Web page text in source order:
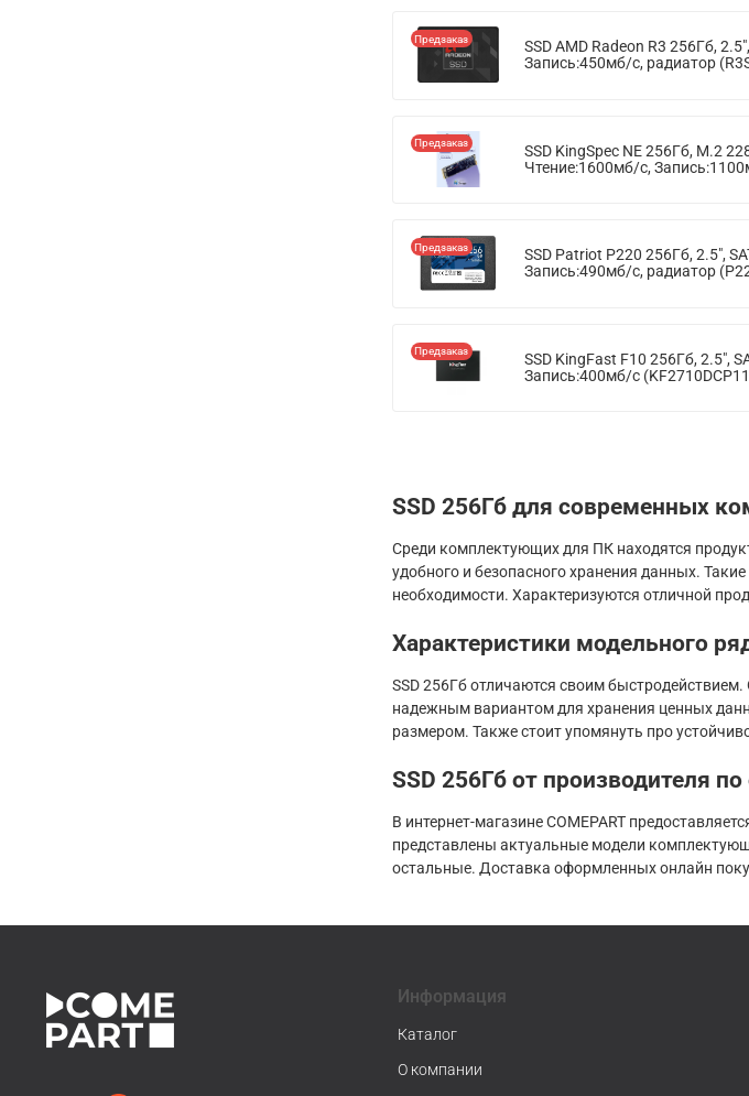
Предзаказ
SSD AMD Radeon R3 256Гб,
Запись:450мб/с, радиатор
Предзаказ
SSD KingSpec NE 256Гб, M.2
Чтение:1600мб/с,
Предзаказ
SSD Patriot P220 256Гб, 2.5",
Запись:490мб/с, радиатор
Предзаказ
SSD KingFast F10 256Гб, 2.5",
Запись:400мб/с
SSD 256Гб для современных
Среди комплектующих для ПК находятся
удобного и безопасного хранения данных.
необходимости. Характеризуются отличной
Характеристики модельного
SSD 256Гб отличаются своим
надежным вариантом для хранения ценных
размером. Также стоит упомянуть про
SSD 256Гб от производителя
В интернет-магазине COMEPART
представлены актуальные модели
остальные. Доставка оформленных онлайн
Информация
Каталог
О компании